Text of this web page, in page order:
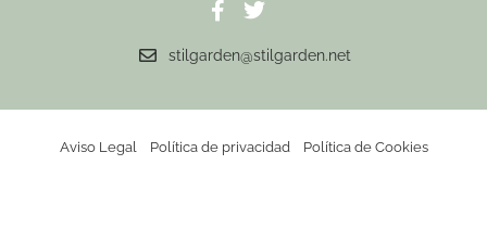
stilgarden@stilgarden.net
Aviso Legal Política de privacidad Política de Cookies